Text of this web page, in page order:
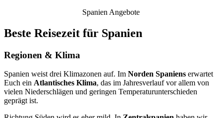
Spanien Angebote
Beste Reisezeit für Spanien
Regionen & Klima
Spanien weist drei Klimazonen auf. Im Norden Spaniens erwartet
Euch ein Atlantisches Klima, das im Jahresverlauf vor allem von
vielen Niederschlägen und geringen Temperaturunterschieden
geprägt ist.